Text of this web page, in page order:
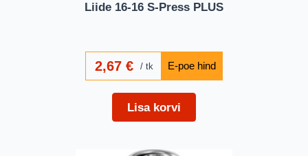
Liide 16-16 S-Press PLUS
2,67€ tk
Lisa korvi